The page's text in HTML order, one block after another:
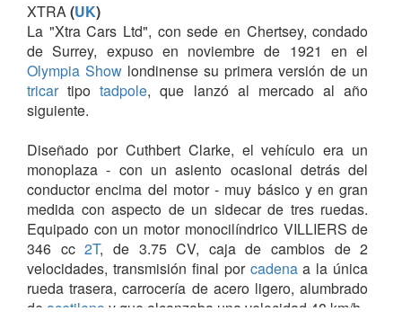
XTRA(UK)
La "Xtra Cars Ltd", con sede en Chertsey, condado
de Surrey, expuso en noviembre de 1921 en el
Olympia Show londinense su primera versión de un
tricartipotadpole, que lanzó al mercado al año
siguiente.
Diseñado por Cuthbert Clarke, el vehículo era un
monoplaza - con un asiento ocasional detrás del
conductor encima del motor - muy básico y en gran
medida con aspecto de un sidecar de tres ruedas.
Equipado con un motor monocilíndrico VILLIERS de
346 cc2T, de 3.75 CV, caja de cambios de 2
velocidades, transmisión final por cadenaa la única
rueda trasera, carrocería de acero ligero, alumbrado
de acetileno y que alcanzaba una velocidad 48 km/h.